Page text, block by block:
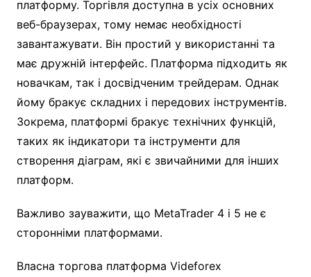
платформу. Торгівля доступна в усіх основних
веб-браузерах, тому немає необхідності
завантажувати. Він простий у використанні та
має дружній інтерфейс. Платформа підходить як
новачкам, так і досвідченим трейдерам. Однак
йому бракує складних і передових інструментів.
Зокрема, платформі бракує технічних функцій,
таких як індикатори та інструменти для
створення діаграм, які є звичайними для інших
платформ.
Важливо зауважити, що MetaTrader 4 і 5 не є
сторонніми платформами.
Власна торгова платформа Videforex